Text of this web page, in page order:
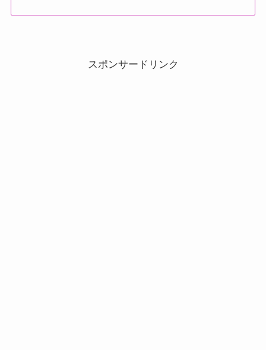
スポンサードリンク